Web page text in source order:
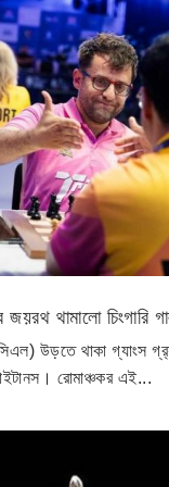
জয়রথ থামালো চিংগারি
উড়তে থাকা গ্যাংস
রোমাঞ্চকর এই...